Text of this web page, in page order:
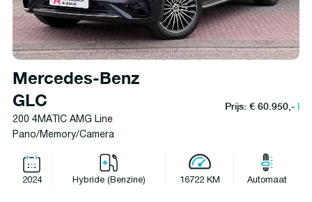
Mercedes-Benz
GLC
200 4MATIC AMG Line
Pano/Memory/Camera
Prijs: € 60.950,-l
2024 Hybride (Benzine) 16722 KM Automaat